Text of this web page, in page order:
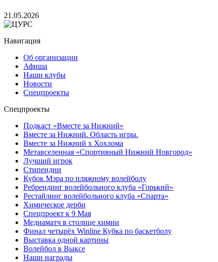
21.05.2026
Навигация
Об организации
Афиша
Наши клубы
Новости
Спецпроекты
Спецпроекты
Подкаст «Вместе за Нижний»
Вместе за Нижний. Область игры.
Вместе за Нижний х Хохлома
Метавселенная «Спортивный Нижний Новгород»
Лучший игрок
Стипендии
Кубок Мэра по пляжному волейболу
Ребрендинг волейбольного клуба «Горький»
Рестайлинг волейбольного клуба «Спарта»
Химическое дерби
Спецпроект к 9 Мая
Медиаматч в столице химии
Финал четырёх Winline Кубка по баскетболу
Выставка одной картины
Волейбол в Выксе
Наши награды